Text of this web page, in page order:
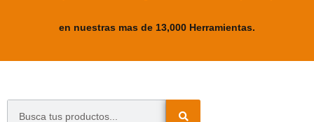
en nuestras mas de 13,000 Herramientas.